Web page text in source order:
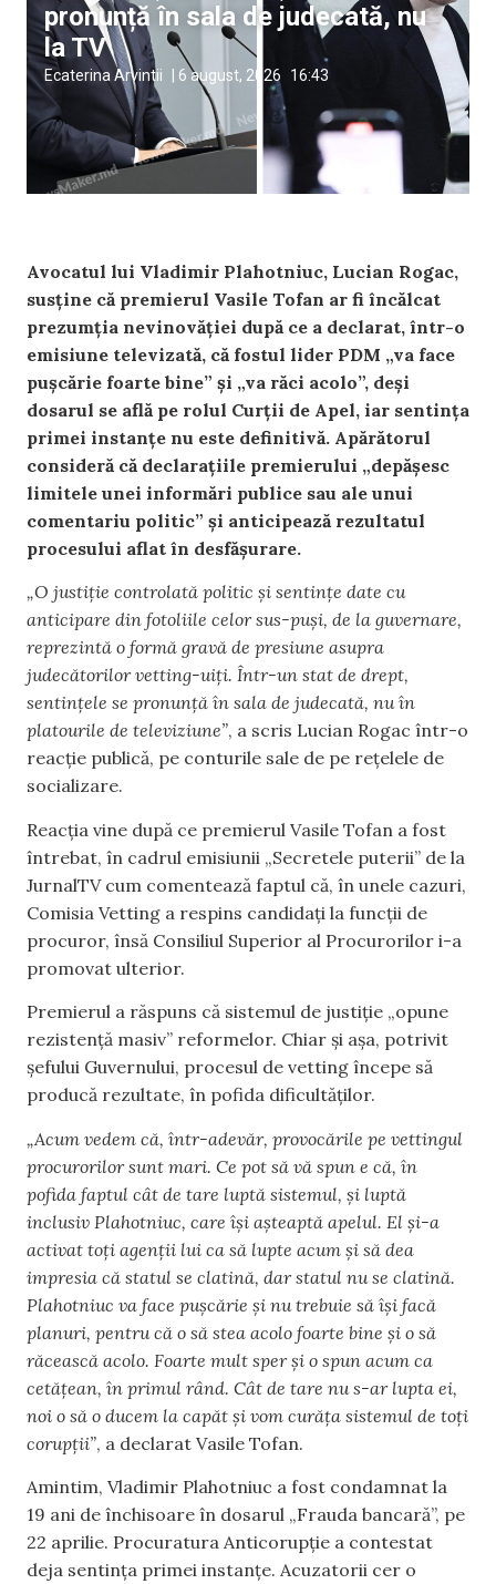
pronunță în sala de judecată, nu
la TV
Ecaterina Arvintii 6 august, 2026 16:43
Avocatul lui Vladimir Plahotniuc, Lucian Rogac,
susține că premierul Vasile Tofan ar fi încălcat
prezumția nevinovăției după ce a declarat, într-o
emisiune televizată, că fostul lider PDM „va face
pușcărie foarte bine” și „va răci acolo”, deși
dosarul se află pe rolul Curții de Apel, iar sentința
primei instanțe nu este definitivă. Apărătorul
consideră că declarațiile premierului „depășesc
limitele unei informări publice sau ale unui
comentariu politic” și anticipează rezultatul
procesului aflat în desfășurare.
„O justiție controlată politic și sentințe date cu
anticipare din fotoliile celor sus-puși, de la guvernare,
reprezintă o formă gravă de presiune asupra
judecătorilor vetting-uiți. Într-un stat de drept,
sentințele se pronunță în sala de judecată, nu în
platourile de televiziune”, a scris Lucian Rogac într-o
reacție publică, pe conturile sale de pe rețelele de
socializare.
Reacția vine după ce premierul Vasile Tofan a fost
întrebat, în cadrul emisiunii „Secretele puterii” de la
JurnalTV cum comentează faptul că, în unele cazuri,
Comisia Vetting a respins candidați la funcții de
procuror, însă Consiliul Superior al Procurorilor i-a
promovat ulterior.
Premierul a răspuns că sistemul de justiție „opune
rezistență masiv” reformelor. Chiar și așa, potrivit
șefului Guvernului, procesul de vetting începe să
producă rezultate, în pofida dificultăților.
„Acum vedem că, într-adevăr, provocările pe vettingul
procurorilor sunt mari. Ce pot să vă spun e că, în
pofida faptul cât de tare luptă sistemul, și luptă
inclusiv Plahotniuc, care își așteaptă apelul. El și-a
activat toți agenții lui ca să lupte acum și să dea
impresia că statul se clatină, dar statul nu se clatină.
Plahotniuc va face pușcărie și nu trebuie să își facă
planuri, pentru că o să stea acolo foarte bine și o să
răcească acolo. Foarte mult sper și o spun acum ca
cetățean, în primul rând. Cât de tare nu s-ar lupta ei,
noi o să o ducem la capăt și vom curăța sistemul de toți
corupții”, a declarat Vasile Tofan.
Amintim, Vladimir Plahotniuc a fost condamnat la
19 ani de închisoare în dosarul „Frauda bancară”, pe
22 aprilie. Procuratura Anticorupție a contestat
deja sentința primei instanțe. Acuzatorii cer o